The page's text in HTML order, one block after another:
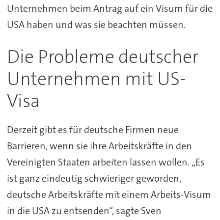
Unternehmen beim Antrag auf ein Visum für die
USA haben und was sie beachten müssen.
Die Probleme deutscher
Unternehmen mit US-
Visa
Derzeit gibt es für deutsche Firmen neue
Barrieren, wenn sie ihre Arbeitskräfte in den
Vereinigten Staaten arbeiten lassen wollen. „Es
ist ganz eindeutig schwieriger geworden,
deutsche Arbeitskräfte mit einem Arbeits-Visum
in die USA zu entsenden“, sagte Sven